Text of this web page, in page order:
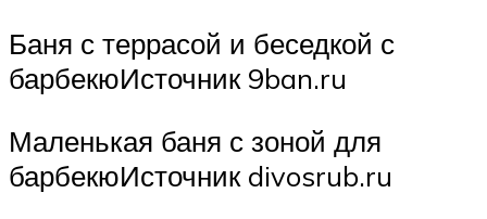
Баня с террасой и беседкой с
барбекюИсточник 9ban.ru
Маленькая баня с зоной для
барбекюИсточник divosrub.ru